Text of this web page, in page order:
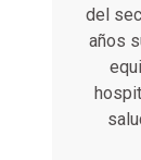
del
años